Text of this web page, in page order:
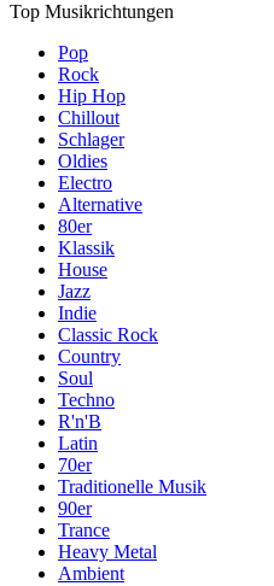
Top Musikrichtungen
Pop
Rock
Hip Hop
Chillout
Schlager
Oldies
Electro
Alternative
80er
Klassik
House
Jazz
Indie
Classic Rock
Country
Soul
Techno
R'n'B
Latin
70er
Traditionelle Musik
90er
Trance
Heavy Metal
Ambient